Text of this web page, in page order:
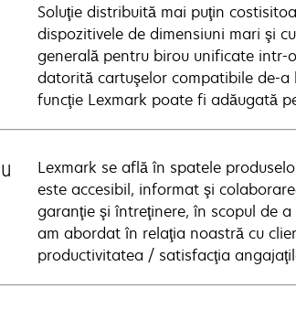
Soluţie distribuită mai puţin
dispozitivele de dimensiuni mari şi
generală pentru birou unificate intr-
datorită cartuşelor compatibile de-a
funcţie Lexmark poate fi adăugată
Lexmark se află în spatele
este accesibil, informat şi
garanţie şi întreţinere, în scopul de
am abordat în relaţia noastră cu
productivitatea / satisfacţia